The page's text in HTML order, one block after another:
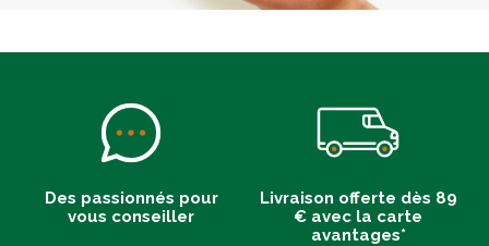
Des passionnés pour
vous conseiller
Livraison offerte dès 89
€ avec la carte
avantages*